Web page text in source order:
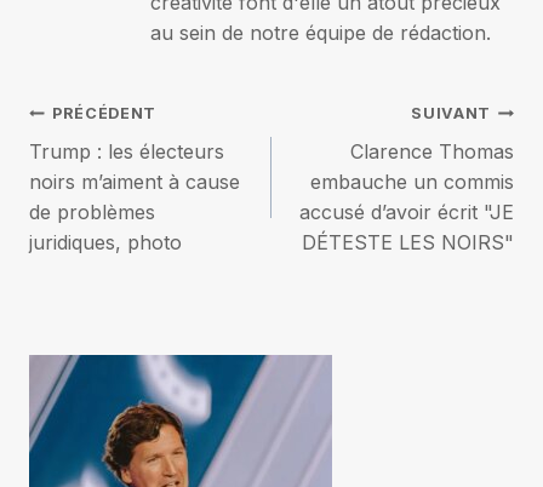
au sein de notre équipe de rédaction.
Navigation
de
l’article
PRÉCÉDENT
Trump : les électeurs
noirs m’aiment à cause
de problèmes
juridiques, photo
SUIVANT
Clarence Thomas
embauche un commis
accusé d’avoir écrit "JE
DÉTESTE LES NOIRS"